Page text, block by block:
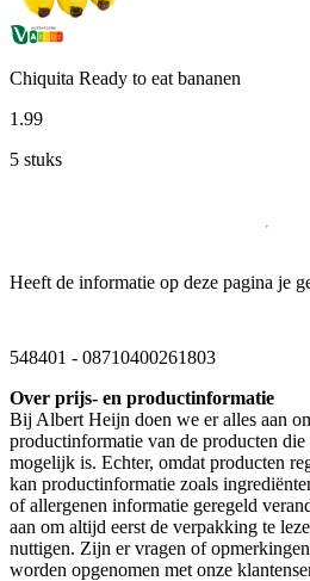
Chiquita Ready to eat bananen
1 .99
5 stuks
Heeft de informatie op deze pagina je
548401 - 08710400261803
Over prijs- en productinformatie
Bij Albert Heijn doen we er alles aan
productinformatie van de producten
mogelijk is. Echter, omdat producten
kan productinformatie zoals
of allergenen informatie geregeld
aan om altijd eerst de verpakking te
nuttigen. Zijn er vragen of
worden opgenomen met onze